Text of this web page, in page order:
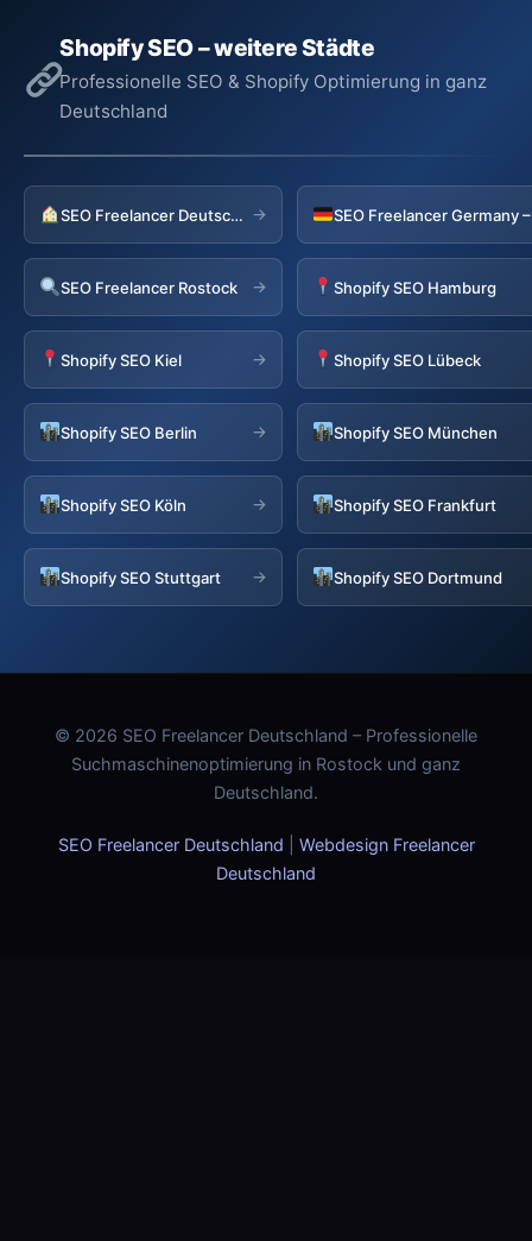
Shopify SEO – weitere Städte
Professionelle SEO & Shopify Optimierung in ganz
Deutschland
SEO Freelancer Deutschland →
SEO Freelancer Rostock → Shopify SEO Hamburg
Shopify SEO Kiel → Shopify SEO Lübeck
Shopify SEO Berlin → Shopify SEO München
Shopify SEO Köln → Shopify SEO Frankfurt
Shopify SEO Stuttgart → Shopify SEO Dortmund
© 2026 SEO Freelancer Deutschland – Professionelle
Suchmaschinenoptimierung in Rostock und ganz
Deutschland.
SEO Freelancer Deutschland
Webdesign Freelancer
Deutschland